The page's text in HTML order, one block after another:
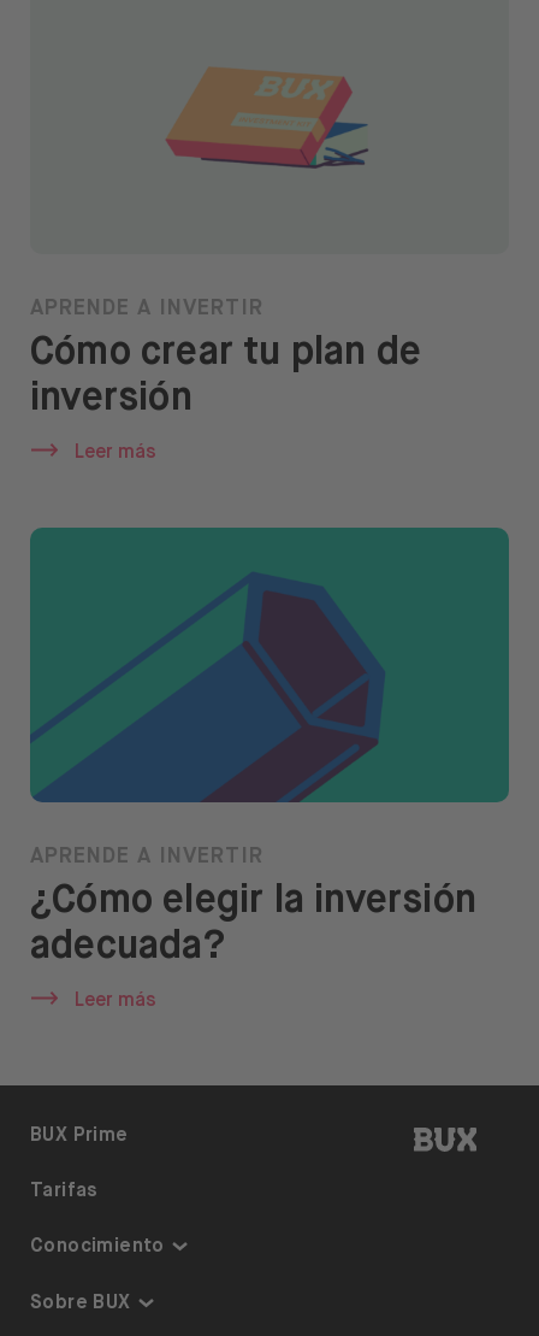
APRENDE A INVERTIR
Cómo crear tu plan de
inversión
Leer más
APRENDE A INVERTIR
¿Cómo elegir la inversión
adecuada?
Leer más
BUX |
BUX Prime
Tarifas
Conocimiento
Inversiones temáticas
Sobre BUX